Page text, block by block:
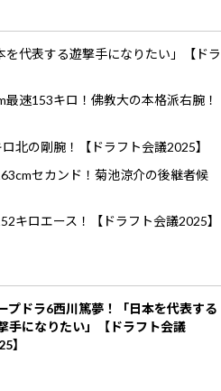
を代表する遊撃手になりたい」【ドラ
速153キロ！佛教大の本格派右腕！
北の剛腕！【ドラフト会議2025】
セカンド！菊池涼介の後継者候
キロエース！【ドラフト会議2025】
プドラ6西川篤夢！「日本を代表する
手になりたい」【ドラフト会議
】